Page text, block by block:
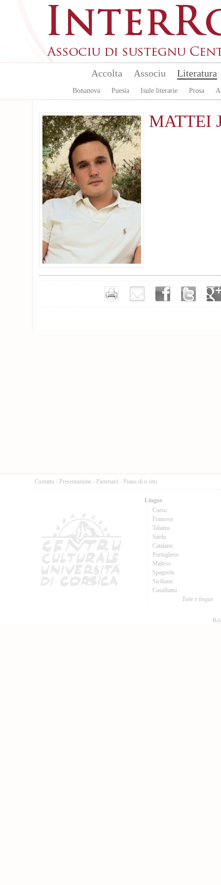
Accolta Associu Literatura
Bonanova Puesia Isule literarie Prosa
MATTEI
Cuntattu - Presentazione - Partenarii - Pianu di u situ
Lingue
Corsu
Francese
Talianu
Sardu
Catalanu
Purtughese
Maltese
Spagnolu
Sicilianu
Castillianu
Tutte e lingue